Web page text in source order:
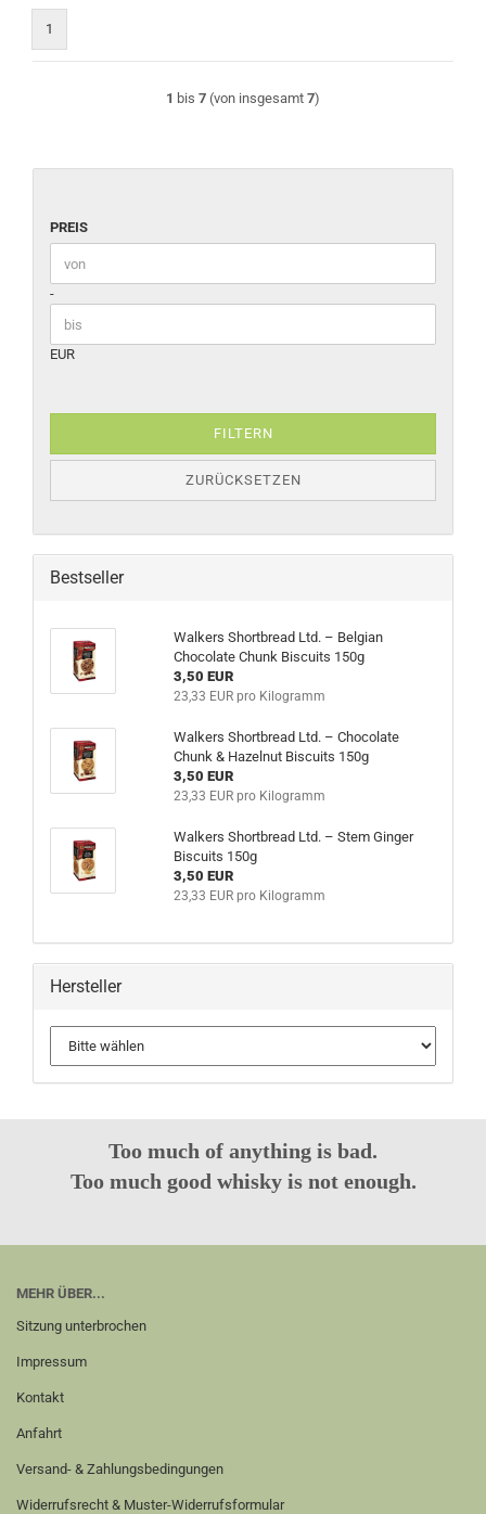
1
1 bis 7 (von insgesamt 7)
PREIS
PREIS
Preis bis
-
EUR
FILTERN
ZURÜCKSETZEN
Bestseller
Walkers Shortbread Ltd. – Belgian
Chocolate Chunk Biscuits 150g
3,50 EUR
23,33 EUR pro Kilogramm
Walkers Shortbread Ltd. – Chocolate
Chunk & Hazelnut Biscuits 150g
3,50 EUR
23,33 EUR pro Kilogramm
Walkers Shortbread Ltd. – Stem Ginger
Biscuits 150g
3,50 EUR
23,33 EUR pro Kilogramm
Hersteller
Too much of anything is bad.
Too much good whisky is not enough.
MEHR ÜBER...
Sitzung unterbrochen
Impressum
Kontakt
Anfahrt
Versand- & Zahlungsbedingungen
Widerrufsrecht & Muster-Widerrufsformular